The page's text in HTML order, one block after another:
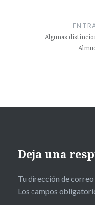
Algunas
Deja una
Tu dirección de
Los campos